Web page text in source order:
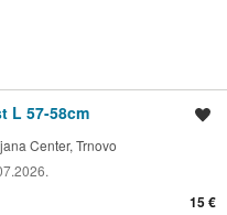
L 57-58cm
Center, Trnovo
15 €